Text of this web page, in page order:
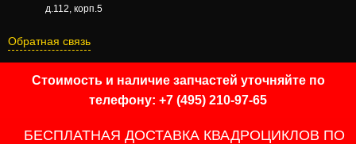
д.112, корп.5
Обратная связь
Стоимость и наличие запчастей уточняйте по
телефону: +7 (495) 210-97-65
БЕСПЛАТНАЯ ДОСТАВКА КВАДРОЦИКЛОВ ПО